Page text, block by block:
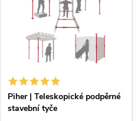
Piher | Teleskopické podpěrné
stavební tyče